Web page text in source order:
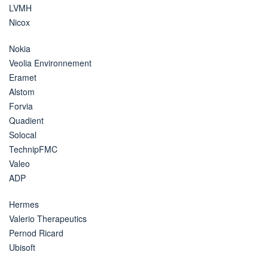
LVMH
Nicox
Nokia
Veolia Environnement
Eramet
Alstom
Forvia
Quadient
Solocal
TechnipFMC
Valeo
ADP
Hermes
Valerio Therapeutics
Pernod Ricard
Ubisoft